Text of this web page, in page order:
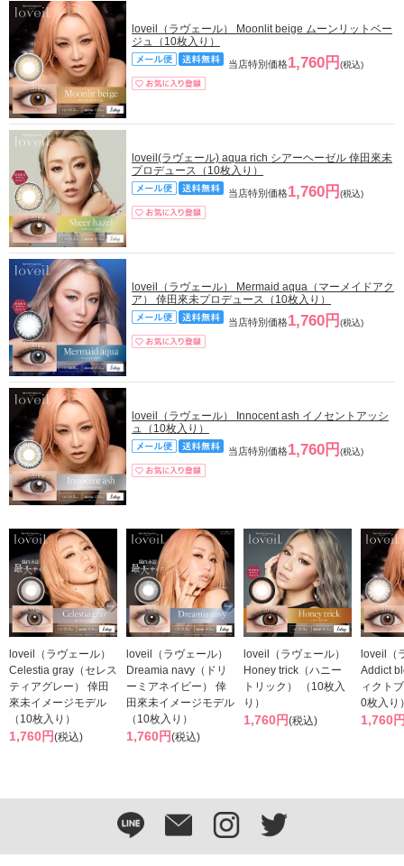
loveil（ラヴェール） Moonlit beige ムーンリットベー
ジュ（10枚入り）
当店特別価格1,760円 (税込)
loveil(ラヴェール) aqua rich シアーヘーゼル 倖田來未
プロデュース（10枚入り）
当店特別価格1,760円 (税込)
loveil（ラヴェール） Mermaid aqua（マーメイドアク
ア） 倖田來未プロデュース（10枚入り）
当店特別価格1,760円 (税込)
loveil（ラヴェール） Innocent ash イノセントアッシ
ュ（10枚入り）
当店特別価格1,760円 (税込)
loveil（ラヴェール）
Celestia gray（セレス
ティアグレー） 倖田
來未イメージモデル
（10枚入り）
1,760円(税込)
loveil（ラヴェール）
Dreamia navy（ドリ
ーミアネイビー） 倖
田來未イメージモデル
（10枚入り）
1,760円(税込)
loveil（ラヴェール）
Honey trick（ハニー
トリック） （10枚入
り）
1,760円(税込)
loveil（
Addict
ィクト
0枚入り
1,760